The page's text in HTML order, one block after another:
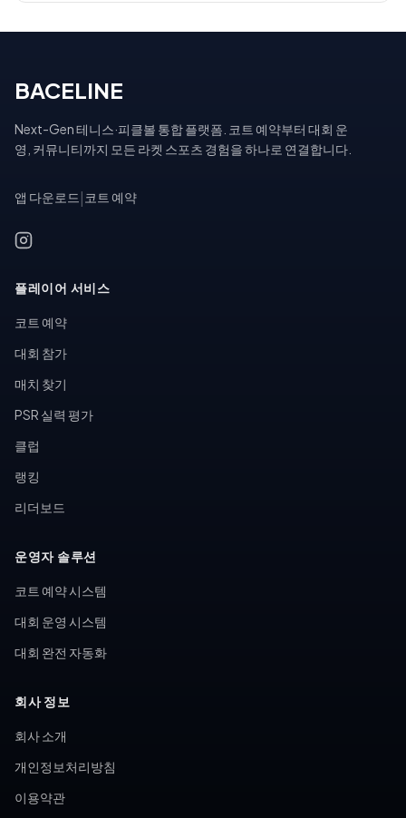
BACELINE
Next-Gen 테니스·피클볼 통합 플랫폼. 코트 예약부터 대회 운
영, 커뮤니티까지 모든 라켓 스포츠 경험을 하나로 연결합니다.
앱 다운로드 코트 예약
플레이어 서비스
코트 예약
대회 참가
매치 찾기
PSR 실력 평가
클럽
랭킹
리더보드
운영자 솔루션
코트 예약 시스템
대회 운영 시스템
대회 완전 자동화
회사 정보
회사 소개
개인정보처리방침
이용약관